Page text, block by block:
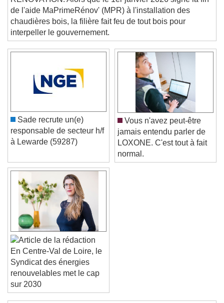
Color Opacity
Text Background
Color Opacity
Caption Area Background
Color
Text Edge Style
Font Family
Reset
Done
Close Modal Dialog
End of dialog window.
RÉNOVATION. Alors que le 1er janvier 2026 signe la fin
de l'aide MaPrimeRénov' (MPR) à l'installation des
chaudières bois, la filière fait feu de tout bois pour
interpeller le gouvernement.
Sade recrute un(e)
responsable de secteur h/f
Vous n'avez peut-être
jamais entendu parler de
LOXONE. C'est tout à fait
normal.
En Centre-Val de Loire, le
Syndicat des énergies
renouvelables met le cap
sur 2030